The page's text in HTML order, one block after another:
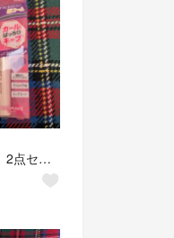
キャンメイク 2点セット